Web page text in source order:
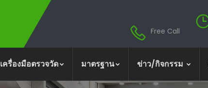
Free Call
เครื่องมือตรวจวัด มาตรฐาน ข่าว/กิจกรรม